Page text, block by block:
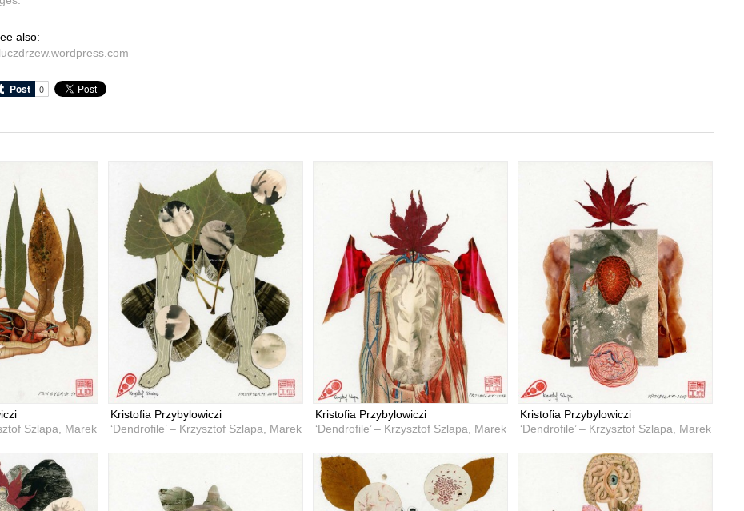
also:
Szlapa, Marek Przybyła
Kristofia Przybylowiczi
‘Dendrofile’ – Krzysztof Szlapa, Marek Przybyła
Kristofia Przybylowiczi
‘Dendrofile’ – Krzysztof Szlapa, Marek Przybyła
Kristofia Przybylowiczi
‘Dendrofile’ – Krzysztof Szlapa, Marek